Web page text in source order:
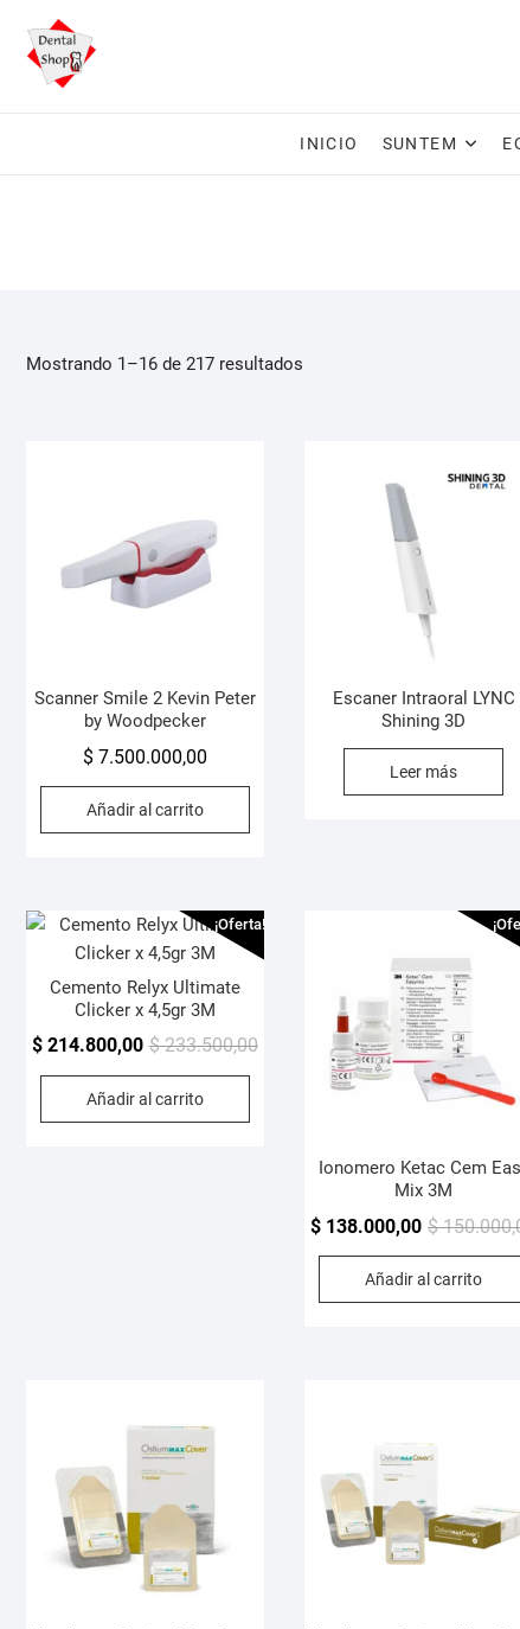
contenido
INICIO SUNTEM
Mostrando 1–16 de 217 resultados
Scanner Smile 2 Kevin Peter
by Woodpecker
$7.500.000,00
Añadir al carrito
Escaner Intraoral LYNC
Shining 3D
Leer más
¡Oferta!
Cemento Relyx Ultimate
Clicker x 4,5gr 3M
$233.500,00El
$ 233.500,00.
$214.800,00
El
$ 214.800,00.
Añadir al carrito
Ionomero Ketac Cem
Mix 3M
$
$ 138.000,00
Añadir al carrito